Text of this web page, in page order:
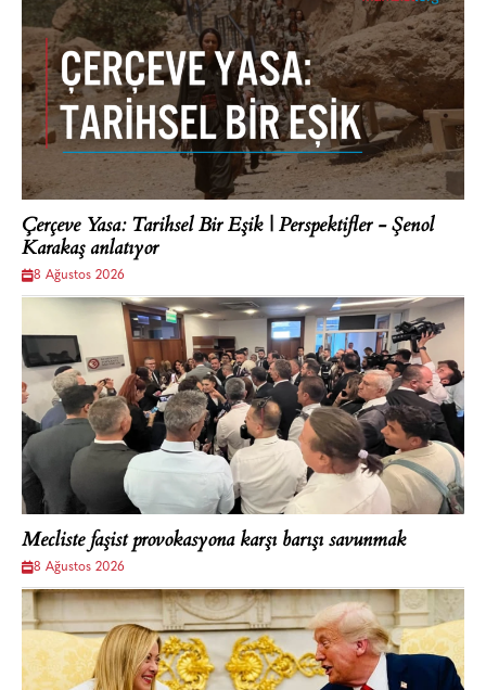
Çerçeve Yasa: Tarihsel Bir Eşik | Perspektifler - Şenol
Karakaş anlatıyor
8 Ağustos 2026
Mecliste faşist provokasyona karşı barışı savunmak
8 Ağustos 2026